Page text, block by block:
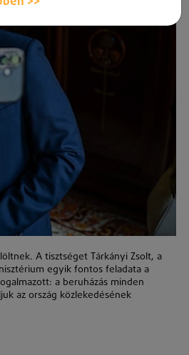
A tisztséget Tárkányi Zsolt, a
egyik fontos feladata a
a beruházás minden
az ország közlekedésének